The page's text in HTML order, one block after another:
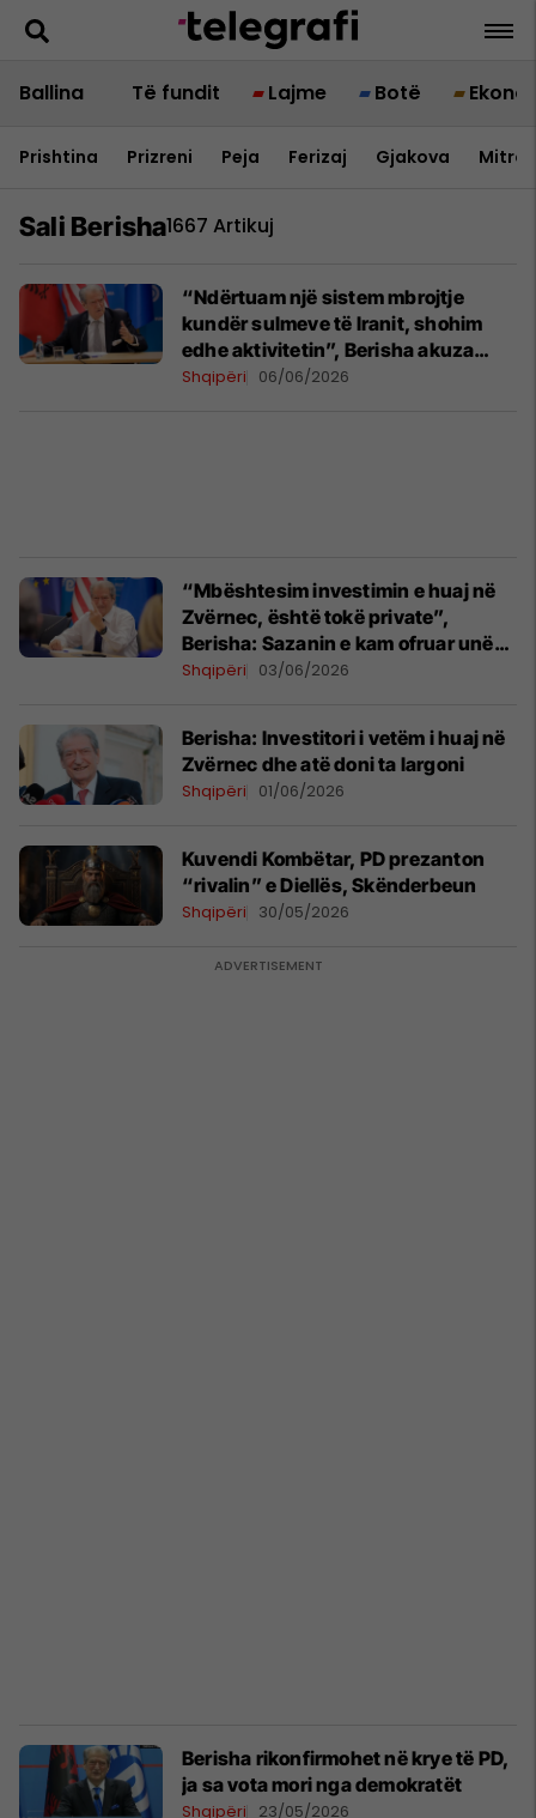
Ballina Të fundit Lajme Botë
Prishtina Prizreni Peja Ferizaj Gjakova
Sali Berisha1667 Artikuj
“Ndërtuam një sistem mbrojtje
kundër sulmeve të Iranit, shohim
edhe aktivitetin”, Berisha akuza
Ramës: Skandal, përdor
Shqipëri 06/06/2026
“Mbështesim investimin e huaj në
Zvërnec, është tokë private”,
Berisha: Sazanin e kam ofruar unë
dhe Nano, hipokritët derdhin lot
Shqipëri 03/06/2026
Berisha: Investitori i vetëm i huaj në
Zvërnec dhe atë doni ta largoni
Shqipëri 01/06/2026
Kuvendi Kombëtar, PD prezanton
“rivalin” e Diellës, Skënderbeun
Shqipëri 30/05/2026
Berisha rikonfirmohet në krye të PD,
ja sa vota mori nga demokratët
Shqipëri 23/05/2026